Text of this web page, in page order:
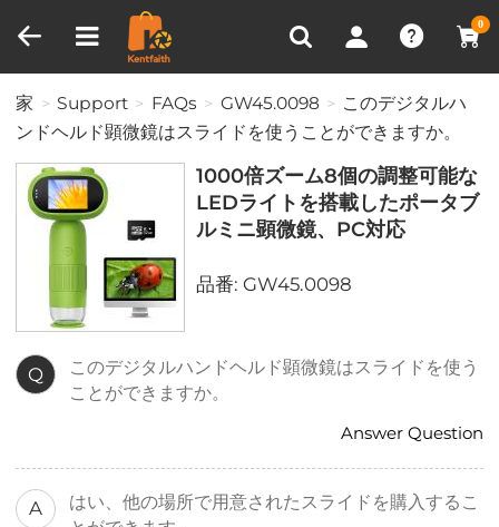
0
比較商品 (0)
家 Support FAQs GW45.0098
このデジタルハ
ンドヘルド顕微鏡はスライドを使うことができますか。
1000倍ズーム8個の調整可能な
LEDライトを搭載したポータブ
ルミニ顕微鏡、PC対応
品番: GW45.0098
Q
このデジタルハンドヘルド顕微鏡はスライドを使う
ことができますか。
Answer Question
A
はい、他の場所で用意されたスライドを購入するこ